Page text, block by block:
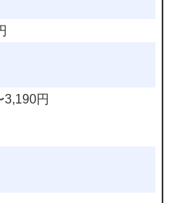
3,190円